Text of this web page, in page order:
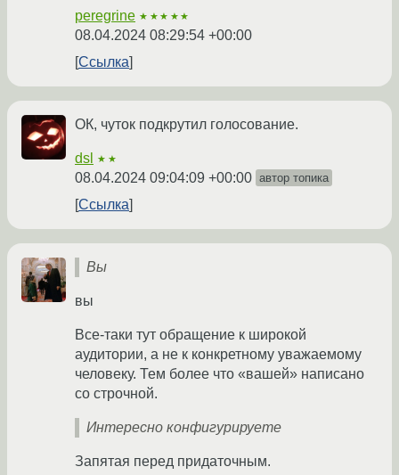
peregrine ★★★★★
08.04.2024 08:29:54 +00:00
Ссылка
ОК, чуток подкрутил голосование.
dsl ★★
08.04.2024 09:04:09 +00:00 автор топика
Ссылка
Вы
вы
Все-таки тут обращение к широкой
аудитории, а не к конкретному уважаемому
человеку. Тем более что «вашей» написано
со строчной.
Интересно конфигурируете
Запятая перед придаточным.